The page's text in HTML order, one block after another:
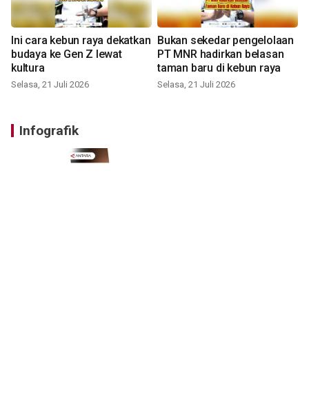
Ini cara kebun raya dekatkan
budaya ke Gen Z lewat
kultura
Selasa, 21 Juli 2026
Bukan sekedar pengelolaan
PT MNR hadirkan belasan
taman baru di kebun raya
Selasa, 21 Juli 2026
Infografik